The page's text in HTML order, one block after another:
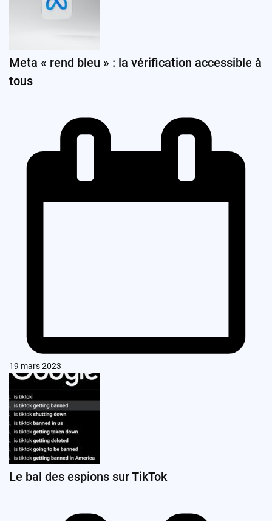
Meta « rend bleu » : la vérification accessible à
tous
19 mars 2023
Le bal des espions sur TikTok